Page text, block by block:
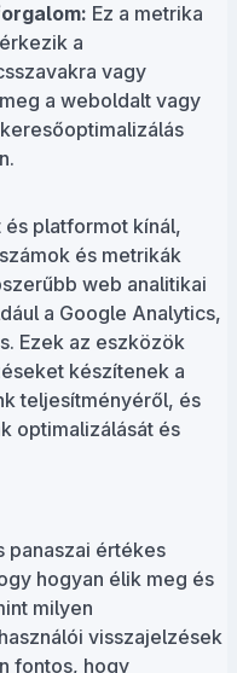
Ez a metrika
a
vagy
a weboldalt vagy
platformot kínál,
és metrikák
web analitikai
a Google Analytics,
Ezek az eszközök
készítenek a
teljesítményéről, és
optimalizálását és
panaszai értékes
hogyan élik meg és
milyen
visszajelzések
fontos, hogy